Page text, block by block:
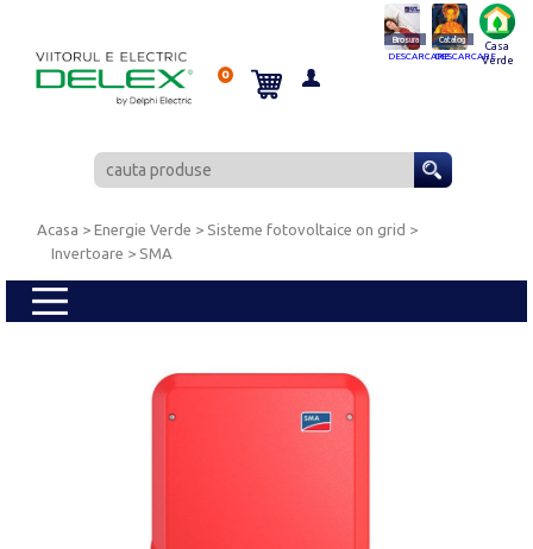
0
Brosura
DESCARCARE
Catalog
DESCARCARE
Casa
Verde
Acasa > Energie Verde > Sisteme fotovoltaice on grid >
Invertoare > SMA